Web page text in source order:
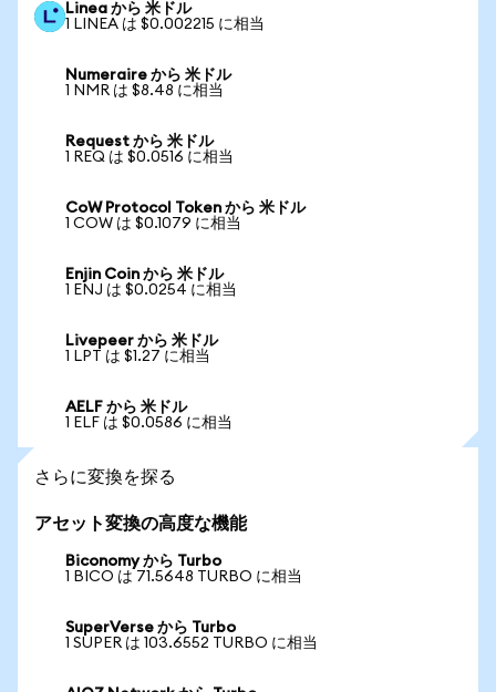
Linea から 米ドル
1 LINEA は $0.002215 に相当
Numeraire から 米ドル
1 NMR は $8.48 に相当
Request から 米ドル
1 REQ は $0.0516 に相当
CoW Protocol Token から 米ドル
1 COW は $0.1079 に相当
Enjin Coin から 米ドル
1 ENJ は $0.0254 に相当
Livepeer から 米ドル
1 LPT は $1.27 に相当
AELF から 米ドル
1 ELF は $0.0586 に相当
さらに変換を探る
アセット変換の高度な機能
Biconomy から Turbo
1 BICO は 71.5648 TURBO に相当
SuperVerse から Turbo
1 SUPER は 103.6552 TURBO に相当